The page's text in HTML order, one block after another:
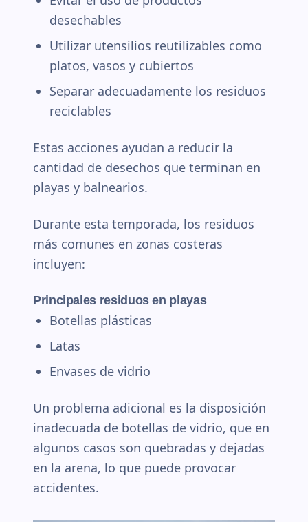
desechables
Utilizar utensilios reutilizables como
platos, vasos y cubiertos
Separar adecuadamente los residuos
reciclables
Estas acciones ayudan a reducir la
cantidad de desechos que terminan en
playas y balnearios.
Durante esta temporada, los residuos
más comunes en zonas costeras
incluyen:
Principales residuos en playas
Botellas plásticas
Latas
Envases de vidrio
Un problema adicional es la disposición
inadecuada de botellas de vidrio, que en
algunos casos son quebradas y dejadas
en la arena, lo que puede provocar
accidentes.